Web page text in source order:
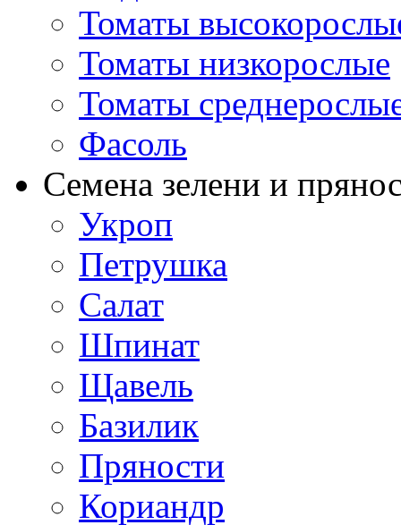
Томаты
Томаты низкорослые
Томаты
Фасоль
Семена зелени и
Укроп
Петрушка
Салат
Шпинат
Щавель
Базилик
Пряности
Кориандр